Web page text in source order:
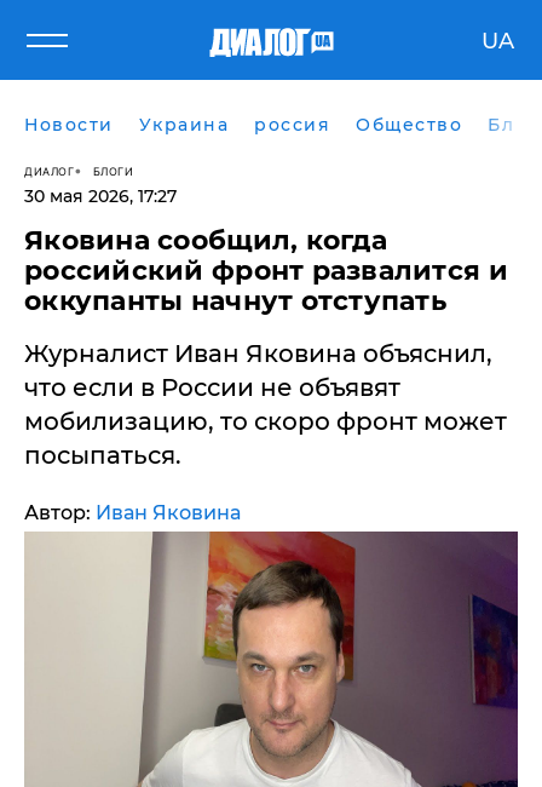
UA
Новости Украина россия Общество
ДИАЛОГ БЛОГИ
30 мая 2026, 17:27
Яковина сообщил, когда
российский фронт развалится и
оккупанты начнут отступать
Журналист Иван Яковина объяснил,
что если в России не объявят
мобилизацию, то скоро фронт может
посыпаться.
Автор: Иван Яковина